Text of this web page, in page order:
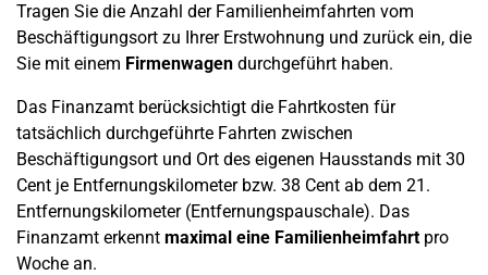
Tragen Sie die Anzahl der Familienheimfahrten vom
Beschäftigungsort zu Ihrer Erstwohnung und zurück ein, die
Sie mit einem Firmenwagen durchgeführt haben.
Das Finanzamt berücksichtigt die Fahrtkosten für
tatsächlich durchgeführte Fahrten zwischen
Beschäftigungsort und Ort des eigenen Hausstands mit 30
Cent je Entfernungskilometer bzw. 38 Cent ab dem 21.
Entfernungskilometer (Entfernungspauschale). Das
Finanzamt erkennt maximal eine Familienheimfahrtpro
Woche an.